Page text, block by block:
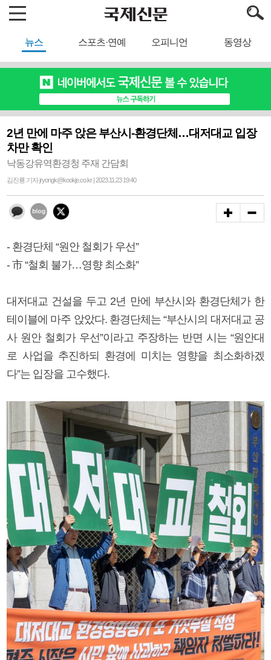
뉴스 스포츠·연예 오피니언 동영상
2년 만에 마주 앉은 부산시-환경단체…대저대교 입장
차만 확인
낙동강유역환경청 주재 간담회
김진룡 기자 jryongk@kookje.co.kr | 2023.11.23 19:40
- 환경단체 “원안 철회가 우선”
- 市 “철회 불가…영향 최소화”
대저대교 건설을 두고 2년 만에 부산시와 환경단체가 한
테이블에 마주 앉았다. 환경단체는 “부산시의 대저대교 공
사 원안 철회가 우선”이라고 주장하는 반면 시는 “원안대
로 사업을 추진하되 환경에 미치는 영향을 최소화하겠
다”는 입장을 고수했다.